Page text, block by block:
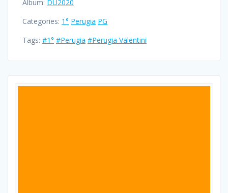
Album: DU2020
Categories: 1° Perugia PG
Tags: #1° #Perugia #Perugia Valentini